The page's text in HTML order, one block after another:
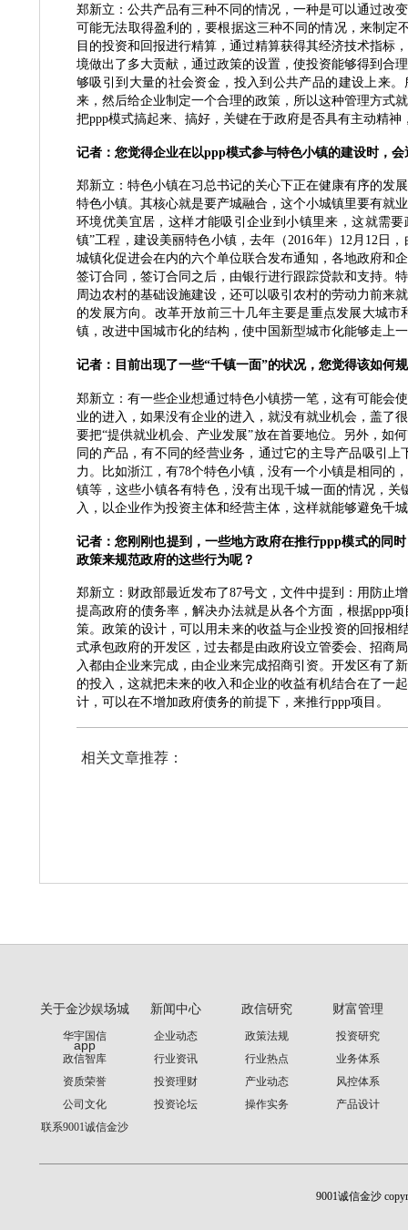
郑新立：公共产品有三种不同的情况，一种是可以通过改
可能无法取得盈利的，要根据这三种不同的情况，来制定
目的投资和回报进行精算，通过精算获得其经济技术指标
境做出了多大贡献，通过政策的设置，使投资能够得到合
够吸引到大量的社会资金，投入到公共产品的建设上来
来，然后给企业制定一个合理的政策，所以这种管理方式
把ppp模式搞起来、搞好，关键在于政府是否具有主动精神
记者：您觉得企业在以ppp模式参与特色小镇的建设时，
郑新立：特色小镇在习总书记的关心下正在健康有序的发
特色小镇。其核心就是要产城融合，这个小城镇里要有就
环境优美宜居，这样才能吸引企业到小镇里来，这就需
镇”工程，建设美丽特色小镇，去年（2016年）12月12日
城镇化促进会在内的六个单位联合发布通知，各地政府和
签订合同，签订合同之后，由银行进行跟踪贷款和支持。
周边农村的基础设施建设，还可以吸引农村的劳动力前来
的发展方向。改革开放前三十几年主要是重点发展大城
镇，改进中国城市化的结构，使中国新型城市化能够走上
记者：目前出现了一些“千镇一面”的状况，您觉得该如何
郑新立：有一些企业想通过特色小镇捞一笔，这有可能会
业的进入，如果没有企业的进入，就没有就业机会，盖了
要把“提供就业机会、产业发展”放在首要地位。另外，如
同的产品，有不同的经营业务，通过它的主导产品吸引
力。比如浙江，有78个特色小镇，没有一个小镇是相同的
镇等，这些小镇各有特色，没有出现千城一面的情况，
入，以企业作为投资主体和经营主体，这样就能够避免千
记者：您刚刚也提到，一些地方政府在推行ppp模式的同
政策来规范政府的这些行为呢？
郑新立：财政部最近发布了87号文，文件中提到：用防止
提高政府的债务率，解决办法就是从各个方面，根据ppp
策。政策的设计，可以用未来的收益与企业投资的回报相
式承包政府的开发区，过去都是由政府设立管委会、招商
入都由企业来完成，由企业来完成招商引资。开发区有了
的投入，这就把未来的收入和企业的收益有机结合在了一
计，可以在不增加政府债务的前提下，来推行ppp项目。
相关文章推荐：
关于金沙娱场城
app
华宇国信
政信智库
资质荣誉
公司文化
联系9001诚信金沙
新闻中心
企业动态
行业资讯
投资理财
投资论坛
政信研究
政策法规
行业热点
产业动态
操作实务
财富管理
投资研究
业务体系
风控体系
产品设计
9001诚信金沙